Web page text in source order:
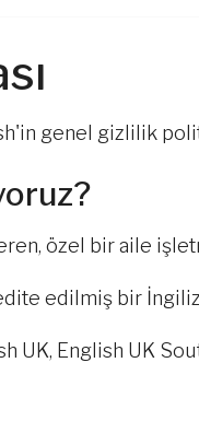
genel gizlilik
özel bir aile
edilmiş bir
UK, English UK